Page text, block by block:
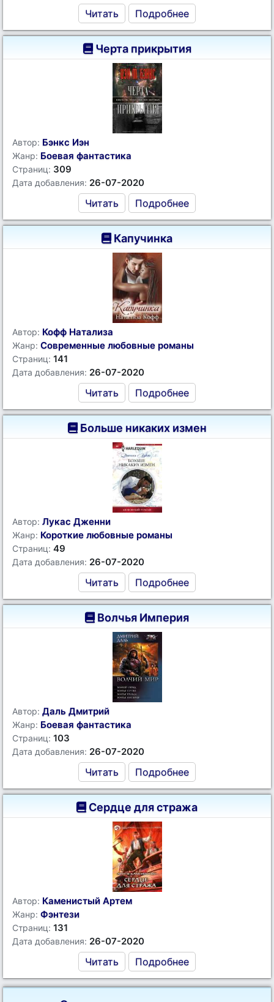
Читать Подробнее
Черта прикрытия
Автор: Бэнкс Иэн
Жанр: Боевая фантастика
Страниц: 309
Дата добавления: 26-07-2020
Читать Подробнее
Капучинка
Автор: Кофф Натализа
Жанр: Современные любовные романы
Страниц: 141
Дата добавления: 26-07-2020
Читать Подробнее
Больше никаких измен
Автор: Лукас Дженни
Жанр: Короткие любовные романы
Страниц: 49
Дата добавления: 26-07-2020
Читать Подробнее
Волчья Империя
Автор: Даль Дмитрий
Жанр: Боевая фантастика
Страниц: 103
Дата добавления: 26-07-2020
Читать Подробнее
Сердце для стража
Автор: Каменистый Артем
Жанр: Фэнтези
Страниц: 131
Дата добавления: 26-07-2020
Читать Подробнее